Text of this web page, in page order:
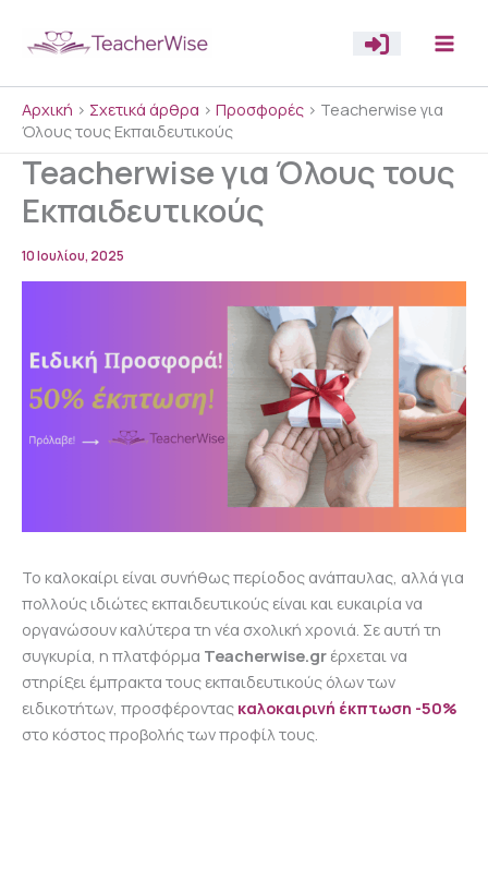
Αρχική > Σχετικά άρθρα > Προσφορές > Teacherwise για
Όλους τους Εκπαιδευτικούς
Teacherwise για Όλους τους
Εκπαιδευτικούς
10 Ιουλίου, 2025
Το καλοκαίρι είναι συνήθως περίοδος ανάπαυλας, αλλά για
πολλούς ιδιώτες εκπαιδευτικούς είναι και ευκαιρία να
οργανώσουν καλύτερα τη νέα σχολική χρονιά. Σε αυτή τη
συγκυρία, η πλατφόρμα Teacherwise.gr έρχεται να
στηρίξει έμπρακτα τους εκπαιδευτικούς όλων των
ειδικοτήτων, προσφέροντας καλοκαιρινή έκπτωση -50%
στο κόστος προβολής των προφίλ τους.